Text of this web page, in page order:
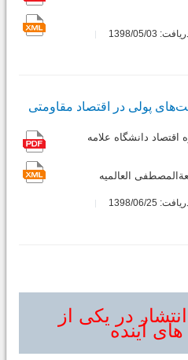
1398/05/03
پولی‌ در اقتصاد مقاومتی
اقتصاد دانشگاه علامه
العالمیه
1398/06/25
در یکی از
آینده